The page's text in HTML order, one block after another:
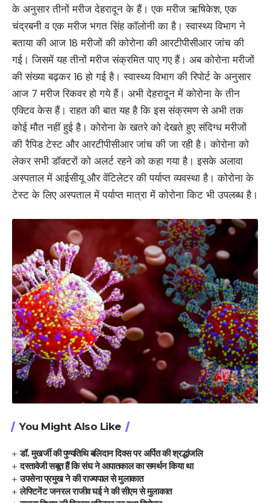
के अनुसार तीनों मरीज देहरादून के हैं। एक मरीज ऋषिकेश, एक
चंद्रबनी व एक मरीज भगत सिंह कॉलोनी का है। स्वास्थ्य विभाग ने
बताया की आज 18 मरीजों की कोरोना की आरटीपीसीआर जांच की
गई। जिसमें यह तीनों मरीज संक्रमित पाए गए हैं। अब कोरोना मरीजों
की संख्या बढ़कर 16 हो गई है। स्वास्थ्य विभाग की रिपोर्ट के अनुसार
आज 7 मरीज रिकवर हो गये हैं। अभी देहरादून में कोरोना के तीन
एक्टिव केस हैं। राहत की बात यह है कि इस संक्रमण से अभी तक
कोई मौत नहीं हुई है। कोरोना के खतरे को देखते हुए संदिग्ध मरीजों
की रैपिड टेस्ट और आरटीपीसीआर जांच की जा रही है। कोरोना को
लेकर सभी डॉक्टरों को अलर्ट रहने को कहा गया है। इसके अलावा
अस्पताल में आईसीयू और वेंटिलेटर की पर्याप्त व्यवस्था है। कोरोना के
टेस्ट के लिए अस्पताल में पर्याप्त मात्रा में कोरोना किट भी उपलब्ध है।
You Might Also Like
डॉ. मुखर्जी की पुण्यतिथि बलिदान दिवस पर अर्पित की श्रद्धांजलि
दस्तावेजी सबूत हैं कि संघ ने आपातकाल का समर्थन किया था
उपसेना प्रमुख ने की राज्यपाल से मुलाकात
लेफ्टिनेंट जनरल राजीव घई ने की सीएम से मुलाकात